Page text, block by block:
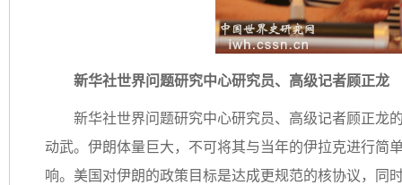
新华社世界问题研究中心研究员、高级记者顾正龙
新华社世界问题研究中心研究员、高级记者顾正龙
动武。伊朗体量巨大，不可将其与当年的伊拉克进行简
响。美国对伊朗的政策目标是达成更规范的核协议，同